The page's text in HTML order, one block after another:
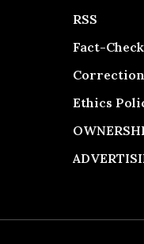
RSS
Fact-
Ethics